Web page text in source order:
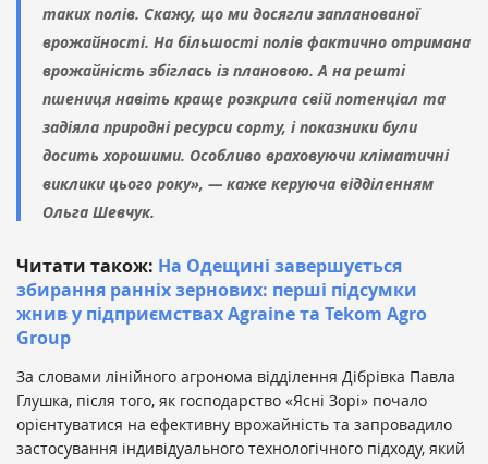
таких полів. Скажу, що ми досягли запланованої
врожайності. На більшості полів фактично отримана
врожайність збіглась із плановою. А на решті
пшениця навіть краще розкрила свій потенціал та
задіяла природні ресурси сорту, і показники були
досить хорошими. Особливо враховуючи кліматичні
виклики цього року», — каже керуюча відділенням
Ольга Шевчук.
Читати також: На Одещині завершується
збирання ранніх зернових: перші підсумки
жнив у підприємствах Agraine та Tekom Agro
Group
За словами лінійного агронома відділення Дібрівка Павла
Глушка, після того, як господарство «Ясні Зорі» почало
орієнтуватися на ефективну врожайність та запровадило
застосування індивідуального технологічного підходу, який